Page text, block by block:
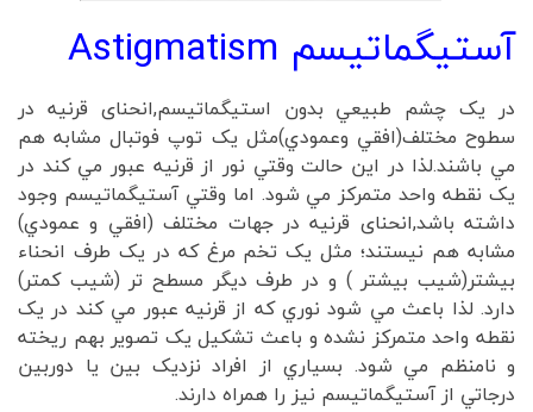
آستيگماتيسم Astigmatism
در يک چشم طبيعي بدون استيگماتيسم,انحنای قرنيه در
سطوح مختلف(افقي وعمودي)مثل يک توپ فوتبال مشابه هم
مي باشند.لذا در اين حالت وقتي نور از قرنيه عبور مي کند در
يک نقطه واحد متمرکز مي شود. اما وقتي آستيگماتيسم وجود
داشته باشد,انحنای قرنيه در جهات مختلف (افقي و عمودي)
مشابه هم نيستند؛ مثل يک تخم مرغ که در يک طرف انحناء
بيشتر(شيب بيشتر ) و در طرف ديگر مسطح تر (شيب کمتر)
دارد. لذا باعث مي شود نوري که از قرنيه عبور مي کند در يک
نقطه واحد متمرکز نشده و باعث تشکیل يک تصوير بهم ريخته
و نامنظم مي شود. بسياري از افراد نزديک بين يا دوربين
درجاتي از آستيگماتيسم نيز را همراه دارند.